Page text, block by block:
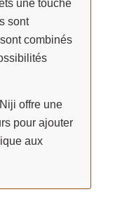
une touche
sont
combinés
offre une
pour ajouter
aux